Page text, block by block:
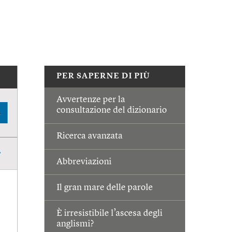
PER SAPERNE DI PIÙ
Avvertenze per la
consultazione del dizionario
Ricerca avanzata
Abbreviazioni
Il gran mare delle parole
È irresistibile l’ascesa degli
anglismi?